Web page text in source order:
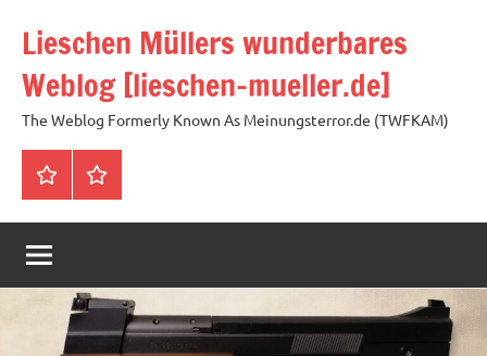
Inhalt
springen
Lieschen Müllers wunderbares
Weblog [lieschen-mueller.de]
The Weblog Formerly Known As Meinungsterror.de (TWFKAM)
ImpressumDatenschutzerklärung